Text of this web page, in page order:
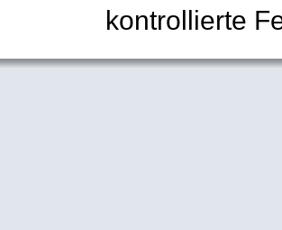
kontrollierte